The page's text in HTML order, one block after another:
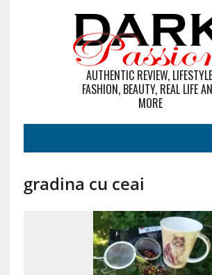
AUTHENTIC REVIEW,
FASHION, BEAUTY, REAL LIFE
MORE
gradina cu ceai